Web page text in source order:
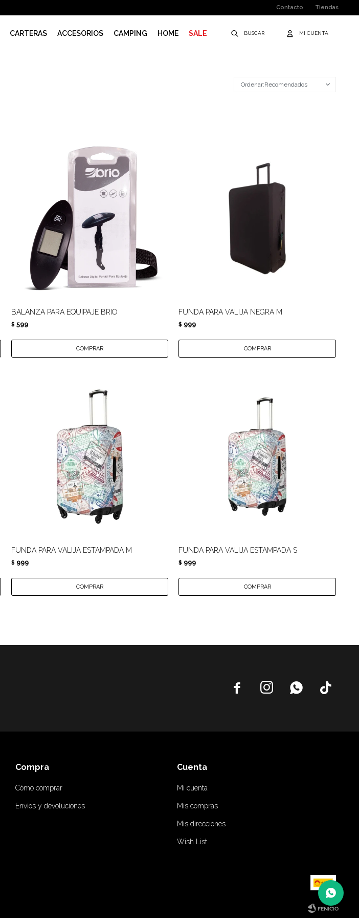
CARTERAS ACCESORIOS CAMPING HOME SALE
Contacto Tiendas
Recomendados
BALANZA PARA EQUIPAJE BRIO
$ 599
FUNDA PARA VALIJA NEGRA M
$ 999
FUNDA PARA VALIJA ESTAMPADA M
$ 999
FUNDA PARA VALIJA ESTAMPADA S
$ 999
   
Compra
Cómo comprar
Envíos y devoluciones
Cuenta
Mi cuenta
Mis compras
Mis direcciones
Wish List